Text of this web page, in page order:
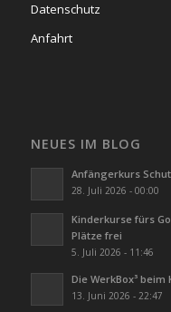
Datenschutz
Anfahrt
NEUES IM BLOG
Anfängerkurs
28. Juli 2026 - 00:00
Kinderkurse fürs
Plätze frei
5. Juli 2026 - 11:46
Die WerkBox³ beim
13. Juni 2026 - 22:47